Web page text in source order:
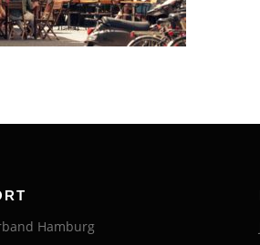
Hamburg